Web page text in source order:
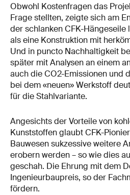
Obwohl Kostenfragen das
Frage stellten, zeigte sich am
der schlanken CFK-
als eine Konstruktion mit
Und in puncto Nachhaltigkeit
später mit Analysen an einem
auch die CO2-Emissionen und
bei dem «neuen» Werkstoff
für die Stahlvariante.
Angesichts der Vorteile von
Kunststoffen glaubt CFK-
Bauwesen sukzessive weitere
erobern werden – so wie dies
geschah. Die Ehrung mit dem
Ingenieurbaupreis, so der
fördern.